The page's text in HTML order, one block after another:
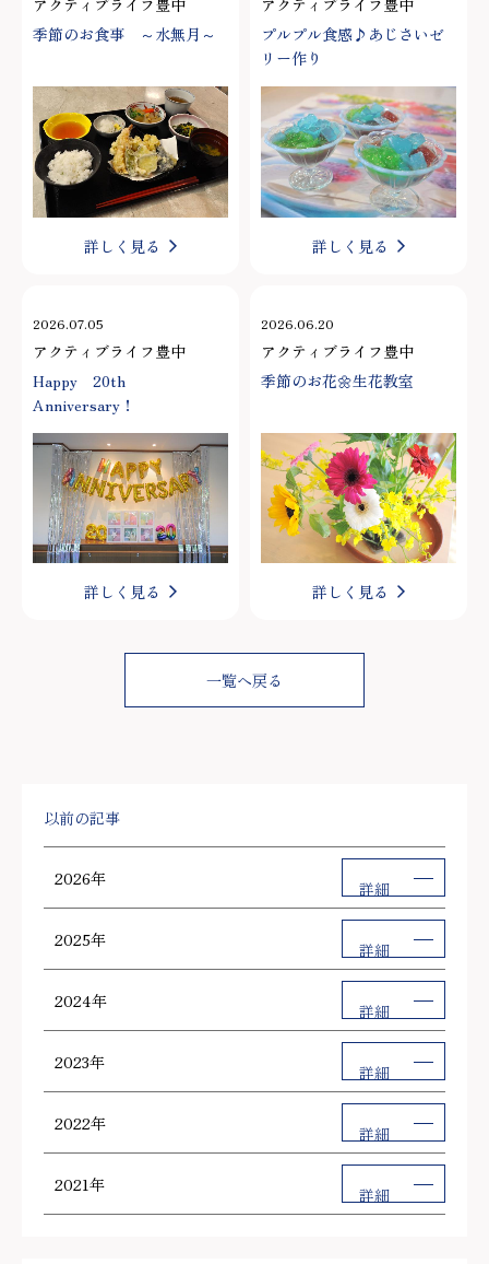
アクティブライフ豊中
季節のお食事 ～水無月～
詳しく見る
アクティブライフ豊中
プルプル食感♪あじさいゼ
リー作り
詳しく見る
2026.07.05
アクティブライフ豊中
Happy 20th
Anniversary！
詳しく見る
2026.06.20
アクティブライフ豊中
季節のお花🌼生花教室
詳しく見る
一覧へ戻る
以前の記事
2026年 詳細
2025年 詳細
2024年 詳細
2023年 詳細
2022年 詳細
2021年 詳細